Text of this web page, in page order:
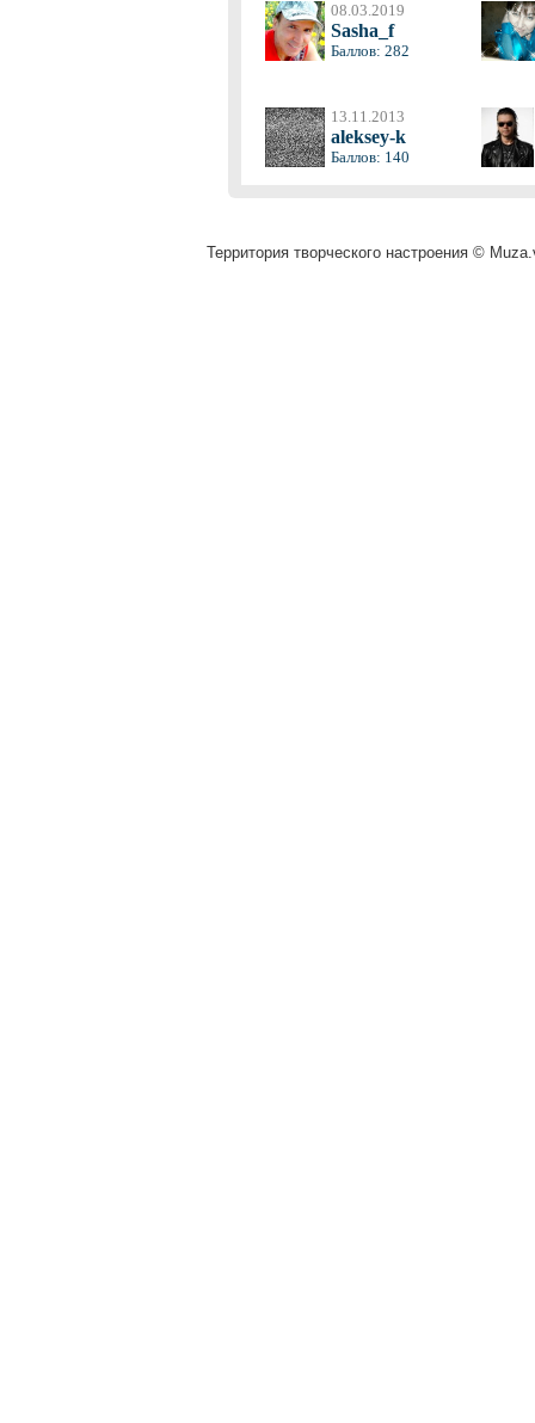
08.03.2019
Sasha_f
Баллов: 282
13.11.2013
aleksey-k
Баллов: 140
Территория творческого настроения ©